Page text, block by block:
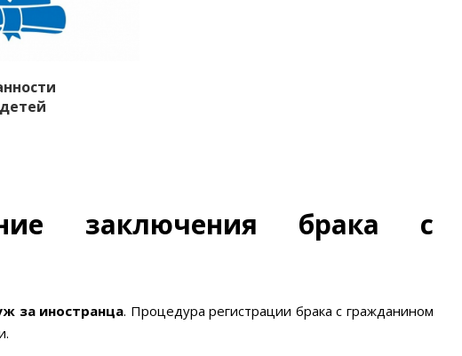
заключения брака с
за иностранца. Процедура регистрации брака с гражданином